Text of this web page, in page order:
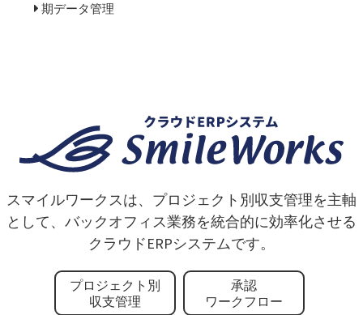
期データ管理
スマイルワークスは、プロジェクト別収支管理を主軸
として、バックオフィス業務を統合的に効率化させる
クラウドERPシステムです。
プロジェクト別
収支管理
承認
ワークフロー